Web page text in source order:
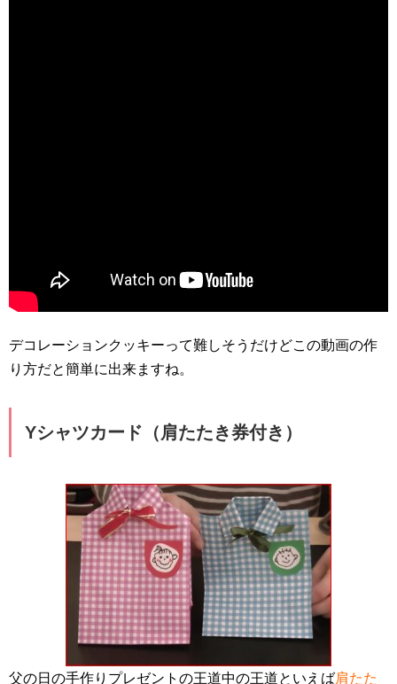
デコレーションクッキーって難しそうだけどこの動画の作
り方だと簡単に出来ますね。
Yシャツカード（肩たたき券付き）
父の日の手作りプレゼントの王道中の王道といえば肩たた